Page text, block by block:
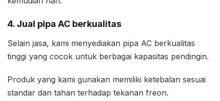
4. Jual pipa AC berkualitas
Selain jasa, kami menyediakan pipa AC berkualitas
tinggi yang cocok untuk berbagai kapasitas pendingin.
Produk yang kami gunakan memiliki ketebalan sesuai
standar dan tahan terhadap tekanan freon.